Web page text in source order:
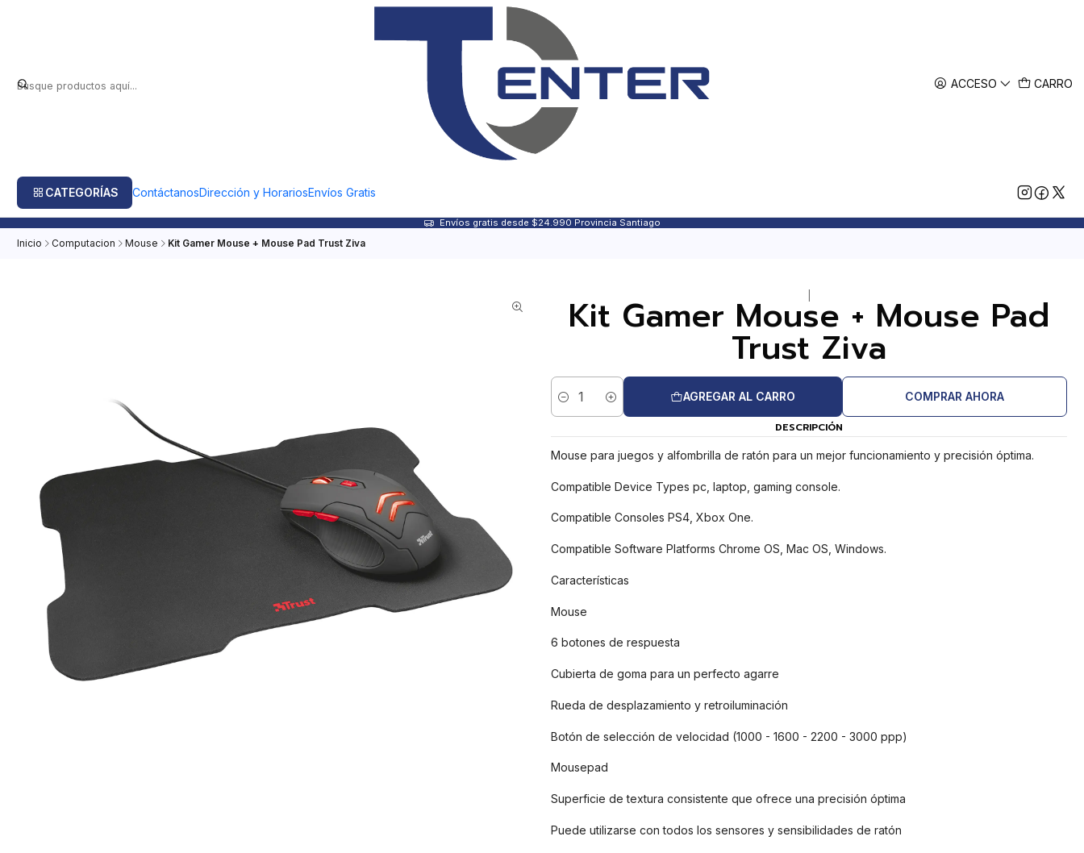
ACCESO CARRO
CATEGORÍAS ContáctanosDirección y HorariosEnvíos Gratis
Envíos gratis desde $24.990 Provincia Santiago
Inicio Computacion Mouse Kit Gamer Mouse + Mouse Pad Trust Ziva
Kit Gamer Mouse + Mouse Pad
Trust Ziva
Cantidad
AGREGAR AL CARRO COMPRAR AHORA
DESCRIPCIÓN
Mouse para juegos y alfombrilla de ratón para un mejor funcionamiento y precisión óptima.
Compatible Device Types pc, laptop, gaming console.
Compatible Consoles PS4, Xbox One.
Compatible Software Platforms Chrome OS, Mac OS, Windows.
Características
Mouse
6 botones de respuesta
Cubierta de goma para un perfecto agarre
Rueda de desplazamiento y retroiluminación
Botón de selección de velocidad (1000 - 1600 - 2200 - 3000 ppp)
Mousepad
Superficie de textura consistente que ofrece una precisión óptima
Puede utilizarse con todos los sensores y sensibilidades de ratón